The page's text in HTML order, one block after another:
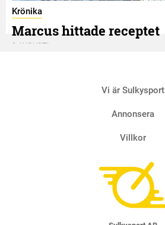
Krönika
Marcus hittade receptet
9 AUGUSTI
Vi är Sulkysport
Annonsera
Villkor